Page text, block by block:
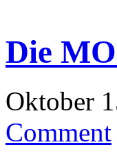
Die
Oktober
Comment